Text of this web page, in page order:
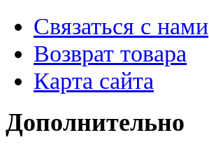
Связаться с нами
Возврат товара
Карта сайта
Дополнительно